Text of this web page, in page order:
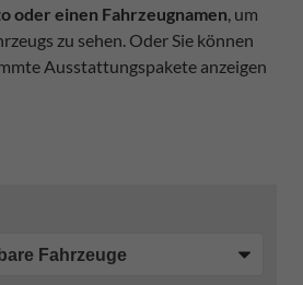
oder einen Fahrzeugnamen, um
zu sehen. Oder Sie können
Ausstattungspakete anzeigen